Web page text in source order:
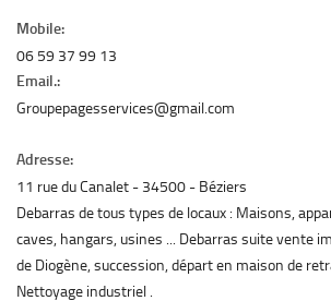
Mobile:
06 59 37 99 13
Email.:
Groupepagesservices@gmail.com
Adresse:
11 rue du Canalet 34500
Béziers
Debarras de tous types de locaux : Maisons,
caves, hangars, usines ... Debarras suite vente
de Diogène, succession, départ en maison de
Nettoyage industriel .